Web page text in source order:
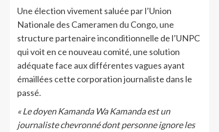
Une élection vivement saluée par l’Union
Nationale des Cameramen du Congo, une
structure partenaire inconditionnelle de l’UNPC
qui voit en ce nouveau comité, une solution
adéquate face aux différentes vagues ayant
émaillées cette corporation journaliste dans le
passé.
« Le doyen Kamanda Wa Kamanda est un
journaliste chevronné dont personne ignore les